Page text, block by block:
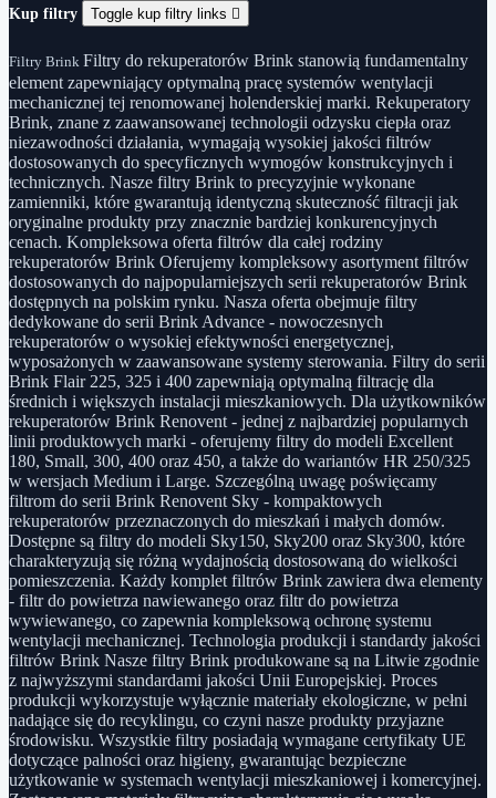
Kup filtry Toggle kup filtry links 
Filtry Brink Filtry do rekuperatorów Brink stanowią fundamentalny
element zapewniający optymalną pracę systemów wentylacji
mechanicznej tej renomowanej holenderskiej marki. Rekuperatory
Brink, znane z zaawansowanej technologii odzysku ciepła oraz
niezawodności działania, wymagają wysokiej jakości filtrów
dostosowanych do specyficznych wymogów konstrukcyjnych i
technicznych. Nasze filtry Brink to precyzyjnie wykonane
zamienniki, które gwarantują identyczną skuteczność filtracji jak
oryginalne produkty przy znacznie bardziej konkurencyjnych
cenach. Kompleksowa oferta filtrów dla całej rodziny
rekuperatorów Brink Oferujemy kompleksowy asortyment filtrów
dostosowanych do najpopularniejszych serii rekuperatorów Brink
dostępnych na polskim rynku. Nasza oferta obejmuje filtry
dedykowane do serii Brink Advance - nowoczesnych
rekuperatorów o wysokiej efektywności energetycznej,
wyposażonych w zaawansowane systemy sterowania. Filtry do serii
Brink Flair 225, 325 i 400 zapewniają optymalną filtrację dla
średnich i większych instalacji mieszkaniowych. Dla użytkowników
rekuperatorów Brink Renovent - jednej z najbardziej popularnych
linii produktowych marki - oferujemy filtry do modeli Excellent
180, Small, 300, 400 oraz 450, a także do wariantów HR 250/325
w wersjach Medium i Large. Szczególną uwagę poświęcamy
filtrom do serii Brink Renovent Sky - kompaktowych
rekuperatorów przeznaczonych do mieszkań i małych domów.
Dostępne są filtry do modeli Sky150, Sky200 oraz Sky300, które
charakteryzują się różną wydajnością dostosowaną do wielkości
pomieszczenia. Każdy komplet filtrów Brink zawiera dwa elementy
- filtr do powietrza nawiewanego oraz filtr do powietrza
wywiewanego, co zapewnia kompleksową ochronę systemu
wentylacji mechanicznej. Technologia produkcji i standardy jakości
filtrów Brink Nasze filtry Brink produkowane są na Litwie zgodnie
z najwyższymi standardami jakości Unii Europejskiej. Proces
produkcji wykorzystuje wyłącznie materiały ekologiczne, w pełni
nadające się do recyklingu, co czyni nasze produkty przyjazne
środowisku. Wszystkie filtry posiadają wymagane certyfikaty UE
dotyczące palności oraz higieny, gwarantując bezpieczne
użytkowanie w systemach wentylacji mieszkaniowej i komercyjnej.